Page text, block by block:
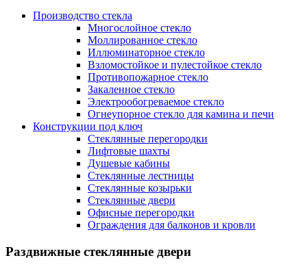
Производство стекла
Многослойное стекло
Моллированное стекло
Иллюминаторное стекло
Взломостойкое и пулестойкое стекло
Противопожарное стекло
Закаленное стекло
Электрообогреваемое стекло
Огнеупорное стекло для камина и печи
Конструкции под ключ
Стеклянные перегородки
Лифтовые шахты
Душевые кабины
Cтеклянные лестницы
Cтеклянные козырьки
Cтеклянные двери
Офисные перегородки
Ограждения для балконов и кровли
Раздвижные стеклянные двери